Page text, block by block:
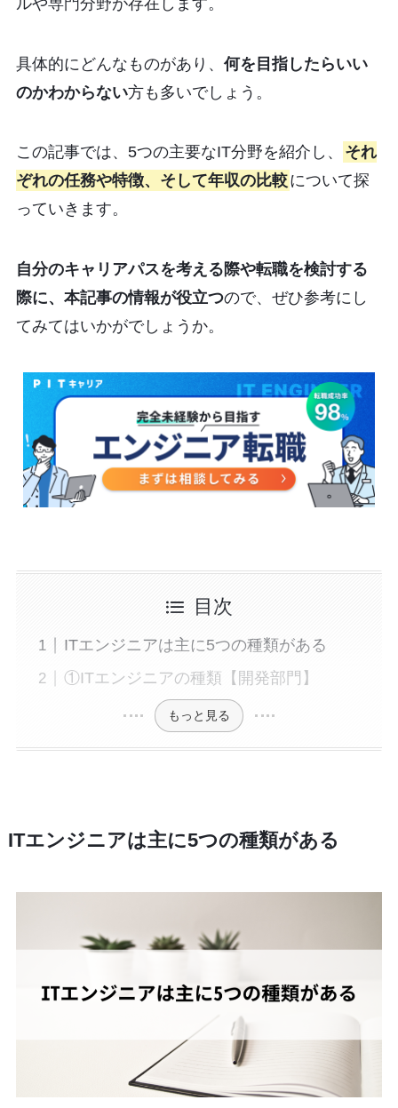
具体的にどんなものがあり、 何を目指したらいい
のかわからない方も多いでしょう。
この記事では、5つの主要なIT分野を紹介し、
それ
ぞれの任務や特徴、そして年収の比較について探
っていきます。
自分のキャリアパスを考える際や転職を検討する
際に、本記事の情報が役立つので、ぜひ参考にし
てみてはいかがでしょうか。
目次
ITエンジニアは主に5つの種類がある
①ITエンジニアの種類【開発部門】
もっと見る
ITエンジニアは主に5つの種類がある